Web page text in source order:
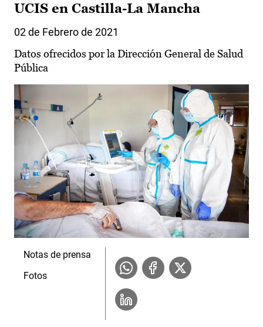
UCIS en Castilla-La Mancha
02 de Febrero de 2021
Datos ofrecidos por la Dirección General de Salud
Pública
Notas de prensa
Fotos